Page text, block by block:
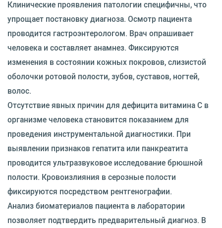
Клинические проявления патологии специфичны, что
упрощает постановку диагноза. Осмотр пациента
проводится гастроэнтерологом. Врач опрашивает
человека и составляет анамнез. Фиксируются
изменения в состоянии кожных покровов, слизистой
оболочки ротовой полости, зубов, суставов, ногтей,
волос.
Отсутствие явных причин для дефицита витамина C в
организме человека становится показанием для
проведения инструментальной диагностики. При
выявлении признаков гепатита или панкреатита
проводится ультразвуковое исследование брюшной
полости. Кровоизлияния в серозные полости
фиксируются посредством рентгенографии.
Анализ биоматериалов пациента в лаборатории
позволяет подтвердить предварительный диагноз. В